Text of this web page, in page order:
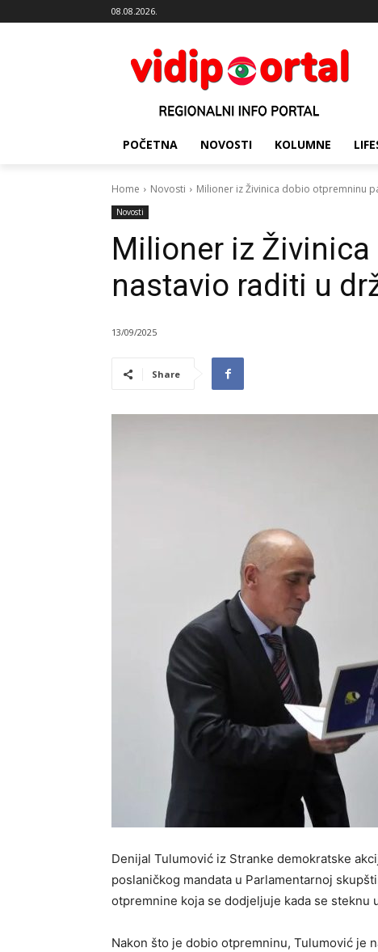
08.08.2026.
POČETNA NOVOSTI KOLUMNE
Home Novosti Milioner iz Živinica dobio otpremninu
Novosti
Milioner iz
nastavio raditi u
13/09/2025
Share
Denijal Tulumović iz Stranke demokratske
poslaničkog mandata u Parlamentarnoj
otpremnine koja se dodjeljuje kada se steknu
Nakon što je dobio otpremninu, Tulumović je